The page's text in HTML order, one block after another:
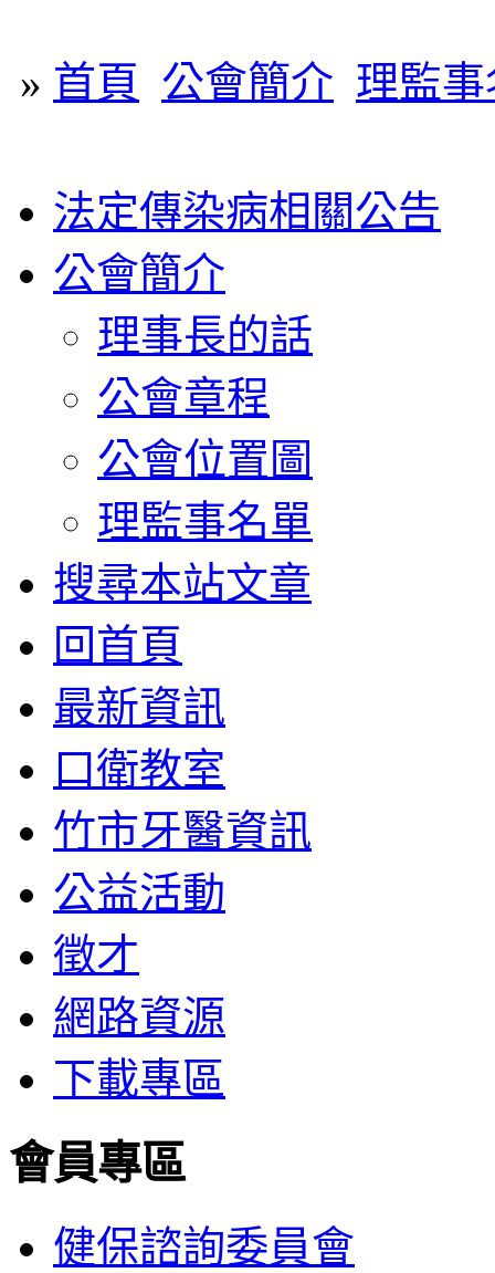
» 首頁 公會簡介 理監
法定傳染病相關公告
公會簡介
理事長的話
公會章程
公會位置圖
理監事名單
搜尋本站文章
回首頁
最新資訊
口衛教室
竹市牙醫資訊
公益活動
徵才
網路資源
下載專區
會員專區
健保諮詢委員會